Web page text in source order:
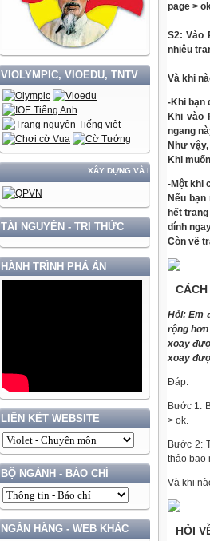
VIOLYMPIC, VIOEDU, TNTV
XÂY DỰNG VÀ PHÁT TRIỂN ĐẤT
TÀI NGUYÊN - TRI THỨC
HÀNH TRÌNH PHÁ ÁN
LIÊN KẾT WEBSITE
BỘ NGÀNH - BÁO CHÍ
NGÂN HÀNG - WEB KHÁC
page >
S2: Vào
nhiêu
Và khi
-Khi bạn
Khi vào
ngang
Như
Khi muốn
-Một khi
Nếu bạn
hết
dính
Còn về
Hỏi: Em
rộng
xoay
xoay
Đáp:
Bước 1:
> ok.
Bước 2:
thảo bao
Và khi
HỎI